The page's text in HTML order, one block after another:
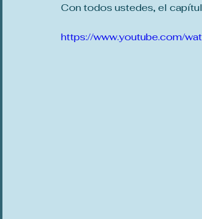
Con todos ustedes, el
https://www.youtube.com/